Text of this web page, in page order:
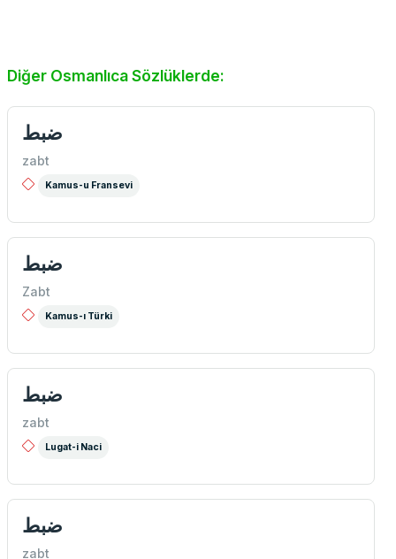
Diğer Osmanlıca Sözlüklerde:
ضبط
zabt
Kamus-u Fransevi
ضبط
Zabt
Kamus-ı Türki
ضبط
zabt
Lugat-i Naci
ضبط
zabt